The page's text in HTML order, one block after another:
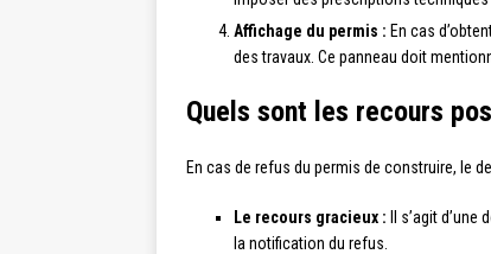
Affichage du permis : En cas
des travaux. Ce panneau doit
Quels sont les recours
En cas de refus du permis de construire, le
Le recours gracieux : Il s’agit
la notification du refus.